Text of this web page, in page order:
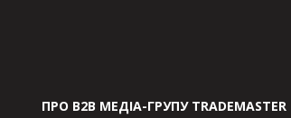
ПРО В2В МЕДІА-ГРУПУ TRADEMASTER